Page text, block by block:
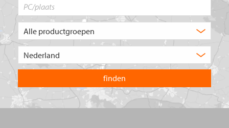
product
u?
land
waarin
u
wilt
zoeken.